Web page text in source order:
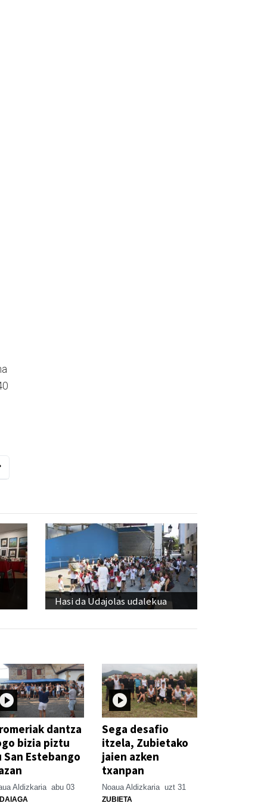
Hasi da Udajolas udalekua
dantza
bizia piztu
San Estebango
Aldizkaria abu 03
Sega desafio
itzela, Zubietako
jaien azken
txanpan
Noaua Aldizkaria uzt 31
ZUBIETA